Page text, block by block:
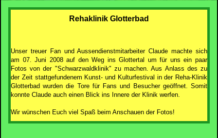
Rehaklinik Glotterbad
Unser treuer Fan und Aussendienstmitarbeiter Claude machte sich
am 07. Juni 2008 auf den Weg ins Glottertal um für uns ein paar
Fotos von der "Schwarzwaldklinik" zu machen. Aus Anlass des zu
der Zeit stattgefundenem Kunst- und Kulturfestival in der Reha-Klinik
Glotterbad wurden die Tore für Fans und Besucher geöffnet. Somit
konnte Claude auch einen Blick ins Innere der Klinik werfen.
Wir wünschen Euch viel Spaß beim Anschauen der Fotos!